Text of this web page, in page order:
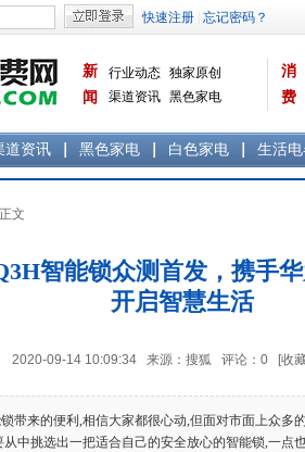
新
闻
行业动态 独家原创
渠道资讯 黑色家电
消
费
道资讯 黑色家电 白色家电 生活
文
智能锁众测首发，携手
开启智慧生活
2020-09-14 10:09:34 来源：搜狐 评论： 0 [收
来的便利,相信大家都很心动,但面对市面上众多
从中挑选出一把适合自己的安全放心的智能锁,一点